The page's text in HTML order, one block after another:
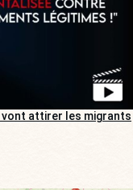
vont attirer les migrants